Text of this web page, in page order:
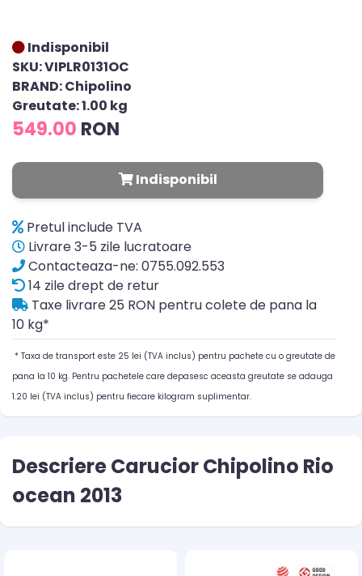
Indisponibil
SKU: VIPLR0131OC
BRAND: Chipolino
Greutate: 1.00 kg
549.00 RON
Indisponibil
Pretul include TVA
Livrare 3-5 zile lucratoare
Contacteaza-ne: 0755.092.553
14 zile drept de retur
Taxe livrare 25 RON pentru colete de pana la
10 kg*
* Taxa de transport este 25 lei (TVA inclus) pentru pachete cu o greutate de
pana la 10 kg. Pentru pachetele care depasesc aceasta greutate se adauga
1.20 lei (TVA inclus) pentru fiecare kilogram suplimentar.
Descriere Carucior Chipolino Rio
ocean 2013